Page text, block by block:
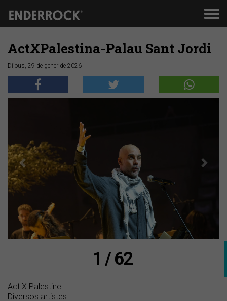
ActXPalestina-Palau Sant Jordi
Dijous, 29 de gener de 2026
Anterior
1 / 62
Act X Palestine
Diversos artistes